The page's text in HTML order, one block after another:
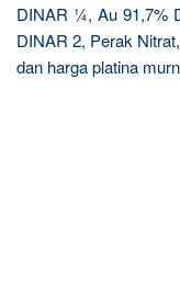
DINAR ¼, Au 91,7%
DINAR 2, Perak
dan harga platina